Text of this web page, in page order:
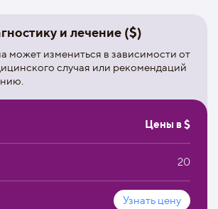
Чаще всего резкая стреляющая боль в
с тригеминальной невралгией.
и лечение ($)
может измениться в зависимости от
случая или рекомендаций
Цены в $
20
Узнать цену